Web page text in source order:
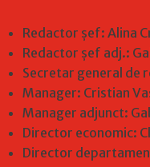
Redactor șef: Alina
Redactor șef adj.:
Secretar general de
Manager: Cristian
Manager adjunct:
Director economic:
Director